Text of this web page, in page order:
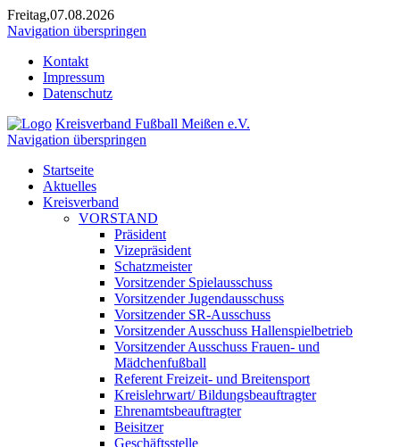
Freitag,07.08.2026
Navigation überspringen
Kontakt
Impressum
Datenschutz
Kreisverband Fußball Meißen e.V.
Navigation überspringen
Startseite
Aktuelles
Kreisverband
VORSTAND
Präsident
Vizepräsident
Schatzmeister
Vorsitzender Spielausschuss
Vorsitzender Jugendausschuss
Vorsitzender SR-Ausschuss
Vorsitzender Ausschuss Hallenspielbetrieb
Vorsitzender Ausschuss Frauen- und
Mädchenfußball
Referent Freizeit- und Breitensport
Kreislehrwart/ Bildungsbeauftragter
Ehrenamtsbeauftragter
Beisitzer
Geschäftsstelle